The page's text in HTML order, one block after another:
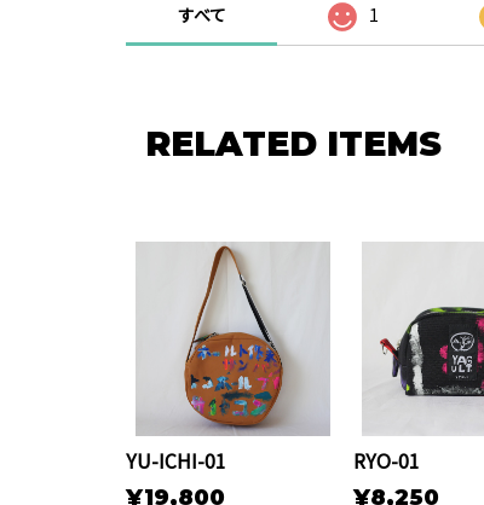
すべて 1
RELATED ITEMS
YU-ICHI-01
¥19,800
RYO-01
¥8,250